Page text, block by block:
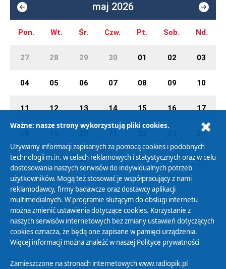
maj 2026
Pon. Wt. Śr. Czw. Pt. Sob. Nd.
27 28 29 30 01 02 03
04 05 06 07 08 09 10
11 12 13 14 15 16 17
24
25 26 27 28 29 30 31
Polityka Prywatności
Zasady korzystania z Serwisu
Organizacje Pożytku Publicznego
Cyfryzacja DAB+
Ważne: nasze strony wykorzystują pliki cookies.
Używamy informacji zapisanych za pomocą cookies i podobnych
technologii m.in. w celach reklamowych i statystycznych oraz w celu
dostosowania naszych serwisów do indywidualnych potrzeb
użytkowników. Mogą też stosować je współpracujący z nami
reklamodawcy, firmy badawcze oraz dostawcy aplikacji
multimedialnych. W programie służącym do obsługi internetu
można zmienić ustawienia dotyczące cookies. Korzystanie z
naszych serwisów internetowych bez zmiany ustawień dotyczących
cookies oznacza, że będą one zapisane w pamięci urządzenia.
Więcej informacji można znaleźć w naszej Polityce prywatności
Zamieszczone na stronach internetowych www.radiopik.pl